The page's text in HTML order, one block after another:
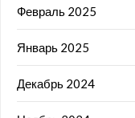
Февраль 2025
Январь 2025
Декабрь 2024